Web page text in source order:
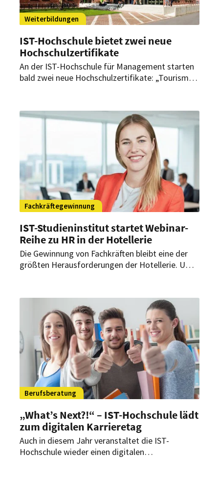
Weiterbildungen
IST-Hochschule bietet zwei neue
Hochschulzertifikate
An der IST-Hochschule für Management starten
bald zwei neue Hochschulzertifikate: „Tourism
Fachkräftegewinnung
IST-Studieninstitut startet Webinar-
Reihe zu HR in der Hotellerie
Die Gewinnung von Fachkräften bleibt eine der
größten Herausforderungen der Hotellerie. Um
Studieninstitut eine kostenlose zweiteilige
Webinar-Reihe zu Recruiting, Onboarding und
Mitarbeiterbindung.
Berufsberatung
„What’s Next?!“ – IST-Hochschule lädt
zum digitalen Karrieretag
Auch in diesem Jahr veranstaltet die IST-
Hochschule wieder einen digitalen